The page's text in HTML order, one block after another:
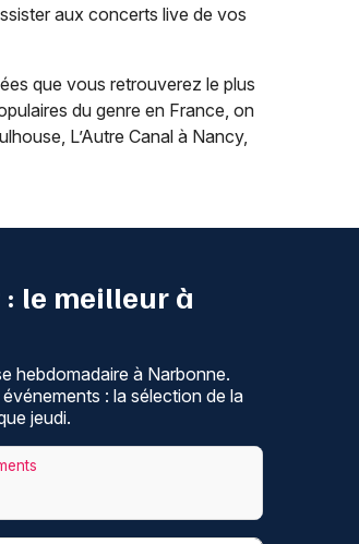
aux concerts live de vos
que vous retrouverez le plus
du genre en France, on
L’Autre Canal à Nancy,
le meilleur à
hebdomadaire à Narbonne.
: la sélection de la
jeudi.